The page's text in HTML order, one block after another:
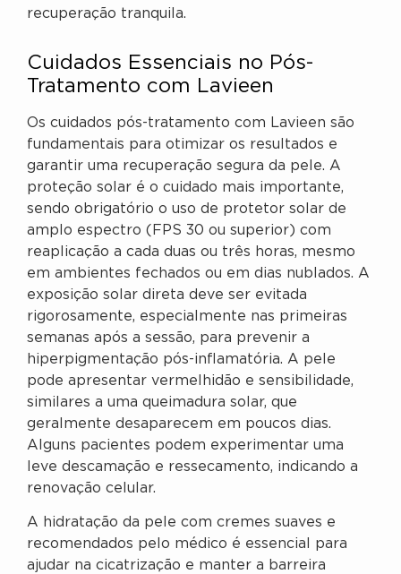
recuperação tranquila.
Cuidados Essenciais no Pós-
Tratamento com Lavieen
Os cuidados pós-tratamento com Lavieen são
fundamentais para otimizar os resultados e
garantir uma recuperação segura da pele. A
proteção solar é o cuidado mais importante,
sendo obrigatório o uso de protetor solar de
amplo espectro (FPS 30 ou superior) com
reaplicação a cada duas ou três horas, mesmo
em ambientes fechados ou em dias nublados. A
exposição solar direta deve ser evitada
rigorosamente, especialmente nas primeiras
semanas após a sessão, para prevenir a
hiperpigmentação pós-inflamatória. A pele
pode apresentar vermelhidão e sensibilidade,
similares a uma queimadura solar, que
geralmente desaparecem em poucos dias.
Alguns pacientes podem experimentar uma
leve descamação e ressecamento, indicando a
renovação celular.
A hidratação da pele com cremes suaves e
recomendados pelo médico é essencial para
ajudar na cicatrização e manter a barreira